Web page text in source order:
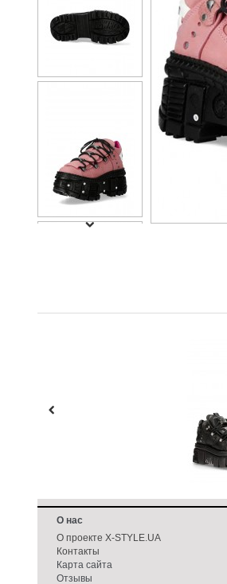
О нас
О проекте X-STYLE.UA
Контакты
Карта сайта
Отзывы